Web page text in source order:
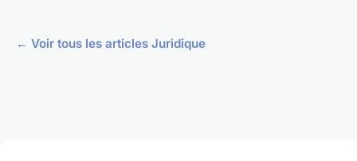
← Voir tous les articles Juridique